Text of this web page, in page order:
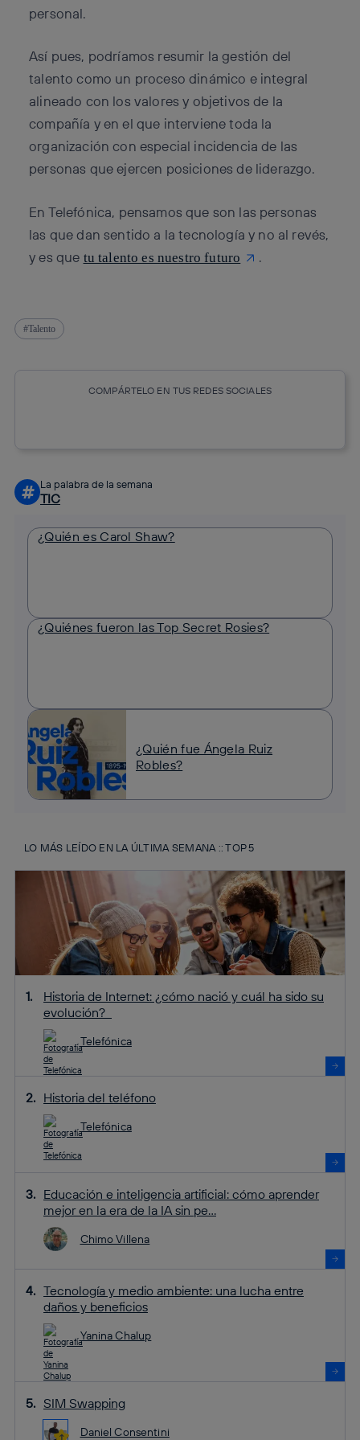
personal.
Así pues, podríamos resumir la gestión del
talento como un proceso dinámico e integral
alineado con los valores y objetivos de la
compañía y en el que interviene toda la
organización con especial incidencia de las
personas que ejercen posiciones de liderazgo.
En Telefónica, pensamos que son las personas
las que dan sentido a la tecnología y no al revés,
y es que tu talento es nuestro futuro .
Talento
COMPÁRTELO EN TUS REDES SOCIALES
# La palabra de la semana
TIC
¿Quién es Carol Shaw?
¿Quiénes fueron las Top Secret Rosies?
¿Quién fue Ángela Ruiz
Robles?
LO MÁS LEÍDO EN LA ÚLTIMA SEMANA :: TOP 5
Historia de Internet: ¿cómo nació y cuál ha sido su
evolución?
Telefónica
Historia del teléfono
Telefónica
Educación e inteligencia artificial: cómo aprender
mejor en la era de la IA sin pe...
Chimo Villena
Tecnología y medio ambiente: una lucha entre
daños y beneficios
Yanina Chalup
SIM Swapping
Daniel Consentini